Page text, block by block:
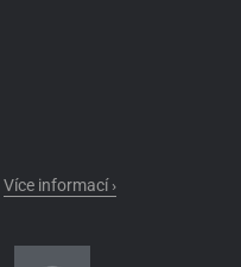
Více informací ›